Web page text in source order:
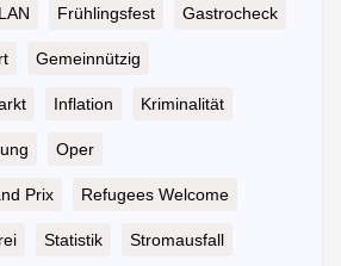
Frühlingsfest Gastrocheck
Gemeinnützig
Inflation Kriminalität
Oper
Prix Refugees Welcome
Statistik Stromausfall